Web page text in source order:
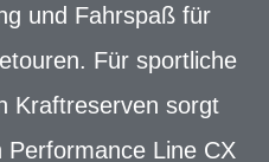
und Fahrspaß für
Für sportliche
Kraftreserven sorgt
Line CX